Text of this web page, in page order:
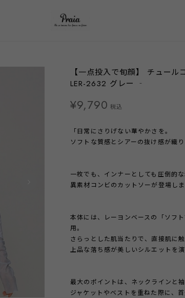
【一点投入で旬顔】 チュー
LER-2632 グレー ‐
¥9,790 税込
「日常にさりげない華やかさを。
ソフトな質感とシアーの抜け感が織
一枚でも、インナーとしても圧倒的な
異素材コンビのカットソーが登場しま
本体には、レーヨンベースの「ソフ
用。
さらっとした肌当たりで、直接肌に触
上品な落ち感が美しいシルエットを演
最大のポイントは、ネックラインと
ジャケットやベストを重ねた際に、